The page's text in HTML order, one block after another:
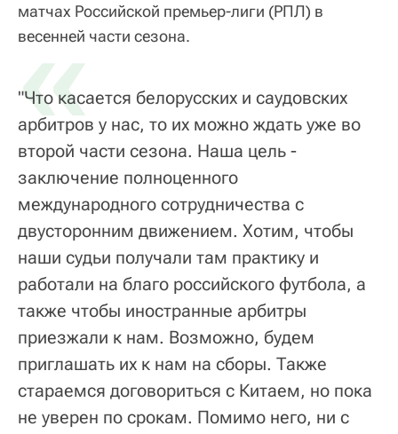
матчах Российской премьер-лиги (РПЛ) в
весенней части сезона.
«
"Что касается белорусских и саудовских
арбитров у нас, то их можно ждать уже во
второй части сезона. Наша цель -
заключение полноценного
международного сотрудничества с
двусторонним движением. Хотим, чтобы
наши судьи получали там практику и
работали на благо российского футбола, а
также чтобы иностранные арбитры
приезжали к нам. Возможно, будем
приглашать их к нам на сборы. Также
стараемся договориться с Китаем, но пока
не уверен по срокам. Помимо него, ни с